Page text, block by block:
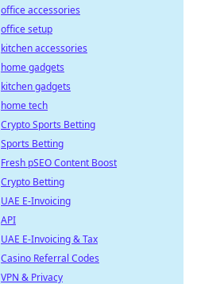
office accessories
office setup
kitchen accessories
home gadgets
kitchen gadgets
home tech
Crypto Sports Betting
Sports Betting
Fresh pSEO Content Boost
Crypto Betting
UAE E-Invoicing
API
UAE E-Invoicing & Tax
Casino Referral Codes
VPN & Privacy